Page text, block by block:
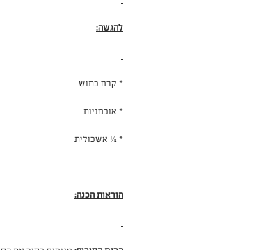
להגשה:
* קרח כתוש
* אוכמניות
* ½ אשכולית
הוראות הכנה: